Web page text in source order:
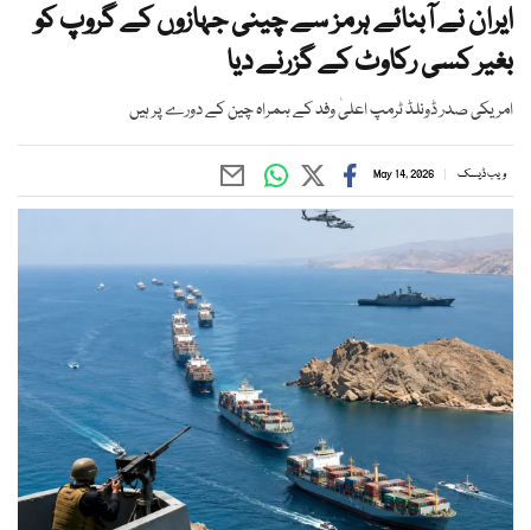
ایران نے آبنائے ہرمز سے چینی جہازوں کے گروپ کو
بغیر کسی رکاوٹ کے گزرنے دیا
امریکی صدر ڈونلڈ ٹرمپ اعلیٰ وفد کے ہمراہ چین کے دورے پر ہیں
ویب ڈیسک May 14, 2026